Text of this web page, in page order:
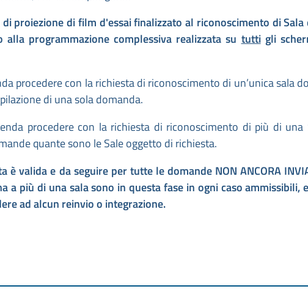
proiezione di film d'essai finalizzato al riconoscimento di Sala
programmazione complessiva realizzata su tuttigli
procedere con la richiesta di riconoscimento di un’unica sala
di una sola domanda.
procedere con la richiesta di riconoscimento di più di una
quante sono le Sale oggetto di richiesta.
valida e da seguire per tutte le domande NON ANCORA
a più di una sala sono in questa fase in ogni caso ammissibili,
ad alcun reinvio o integrazione.